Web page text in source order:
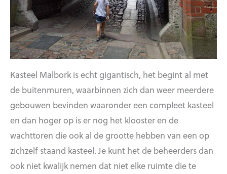
Kasteel Malbork is echt gigantisch, het begint al met
de buitenmuren, waarbinnen zich dan weer meerdere
gebouwen bevinden waaronder een compleet kasteel
en dan hoger op is er nog het klooster en de
wachttoren die ook al de grootte hebben van een op
zichzelf staand kasteel. Je kunt het de beheerders dan
ook niet kwalijk nemen dat niet elke ruimte die te